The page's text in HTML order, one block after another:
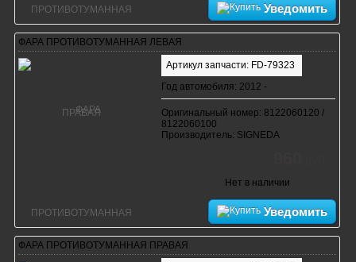
Уведомить
ФАРА ПРОТИВОТУМАННАЯ ЛЕВАЯ
Артикул запчасти: FD-79323
Год автомобиля: 2012 -
Оригинальный номер: 8122060120 /
8122060100
Производитель: SIGNEDA
Нет в наличии
Уведомить
ФАРА ПРОТИВОТУМАННАЯ ПРАВАЯ